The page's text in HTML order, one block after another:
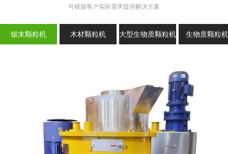
可根据客户实际需求提供解决方案
锯末颗粒机 木材颗粒机 大型生物质颗粒机 生物质颗粒机